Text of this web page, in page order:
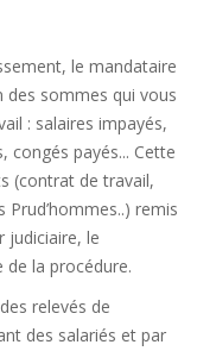
le mandataire
des sommes qui vous
: salaires impayés,
congés payés... Cette
(contrat de travail,
remis
judiciaire, le
de la procédure.
relevés de
des salariés et par